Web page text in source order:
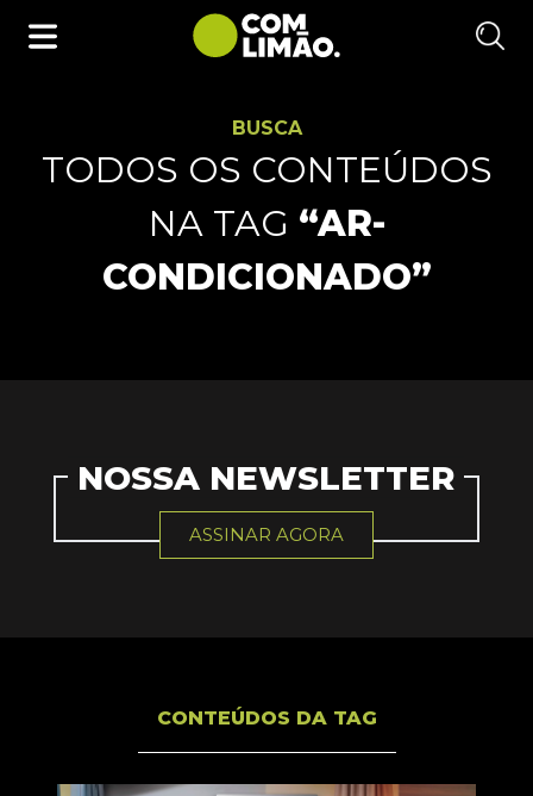
BUSCA
TODOS OS CONTEÚDOS
NA TAG “AR-
CONDICIONADO”
NOSSA NEWSLETTER
ASSINAR AGORA
CONTEÚDOS DA TAG